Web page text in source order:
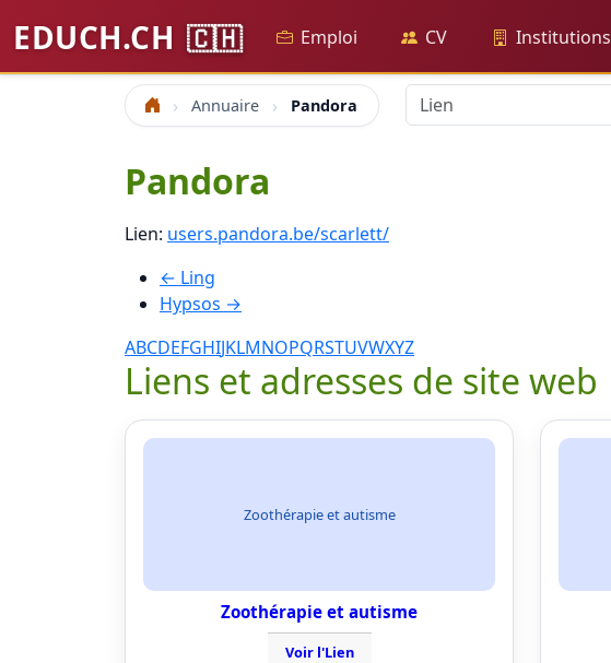
EDUCH.CH 🇨🇭 Emploi CV Institutions
Accueil Annuaire Pandora
Pandora
Lien: users.pandora.be/scarlett/
← Ling
Hypsos →
ABCDEFGHIJKLMNOPQRSTUVWXYZ
Liens et adresses de site web
Zoothérapie et autisme
Zoothérapie et autisme
Voir l'Lien